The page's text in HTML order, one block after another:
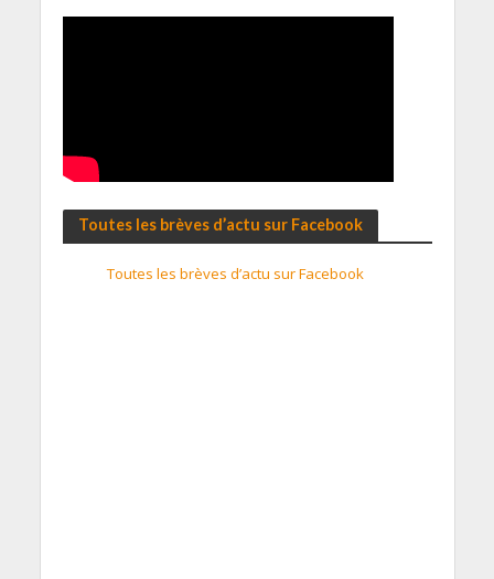
Toutes les brèves d’actu sur Facebook
Toutes les brèves d’actu sur Facebook